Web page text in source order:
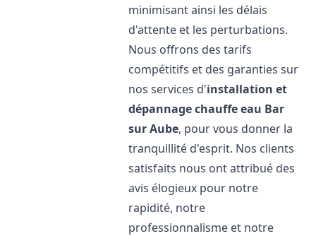
minimisant ainsi les délais
d'attente et les perturbations.
Nous offrons des tarifs
compétitifs et des garanties sur
nos services d'installation et
dépannage chauffe eau Bar
sur Aube, pour vous donner la
tranquillité d'esprit. Nos clients
satisfaits nous ont attribué des
avis élogieux pour notre
rapidité, notre
professionnalisme et notre